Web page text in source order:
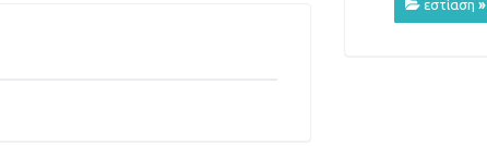
εστίαση »